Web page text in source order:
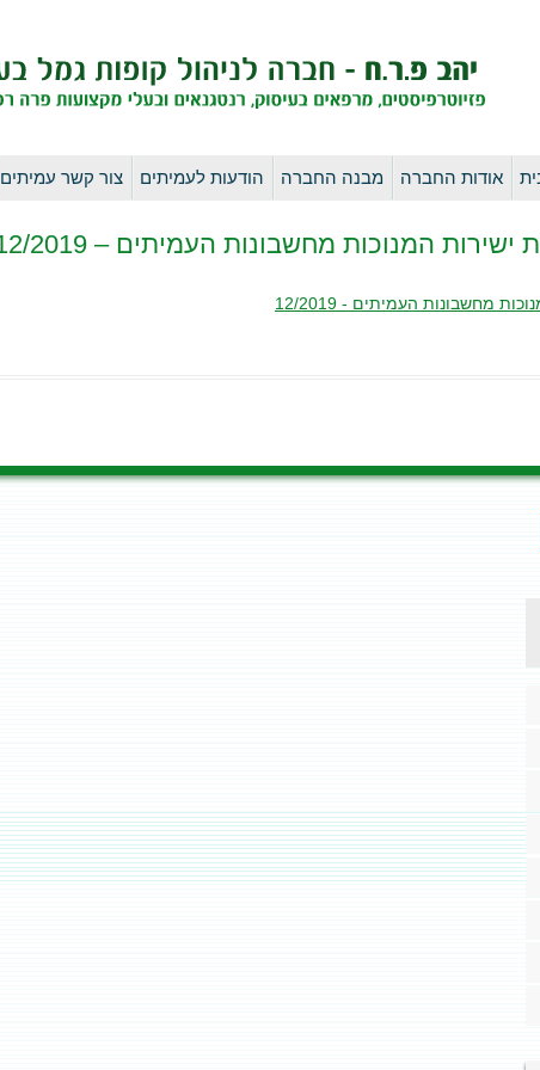
לדלג
אודות החברה מבנה החברה הודעות לעמיתים צור קשר עמיתים
המנוכות מחשבונות העמיתים – 12/2019
מחשבונות העמיתים - 12/2019